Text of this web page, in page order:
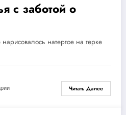
с заботой о
натертое на терке
Читать Далее